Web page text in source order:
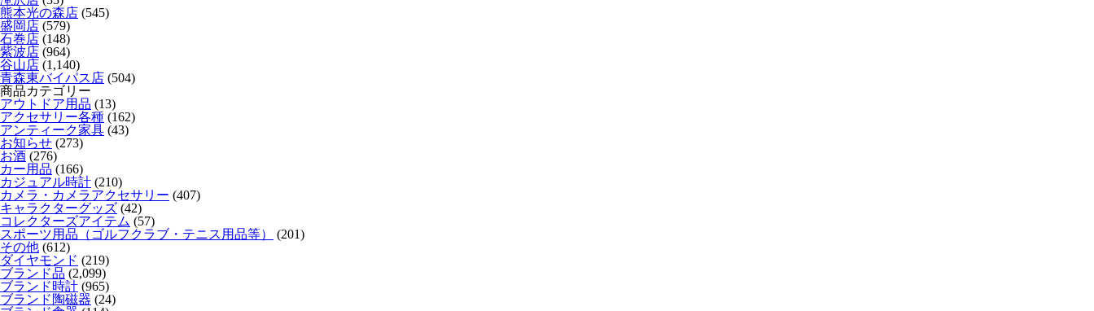
熊本光の森店 (545)
盛岡店 (579)
石巻店 (148)
紫波店 (964)
谷山店 (1,140)
青森東バイパス店 (504)
商品カテゴリー
アウトドア用品 (13)
アクセサリー各種 (162)
アンティーク家具 (43)
お知らせ (273)
お酒 (276)
カー用品 (166)
カジュアル時計 (210)
カメラ・カメラアクセサリー (407)
キャラクターグッズ (42)
コレクターズアイテム (57)
スポーツ用品（ゴルフクラブ・テニス用品等）
(201)
その他 (612)
ダイヤモンド (219)
ブランド品 (2,099)
ブランド時計 (965)
ブランド陶磁器 (24)